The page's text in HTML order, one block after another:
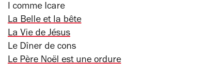
I comme Icare
La Belle et la bête
La Vie de Jésus
Le Dîner de cons
Le Père Noël est une ordure